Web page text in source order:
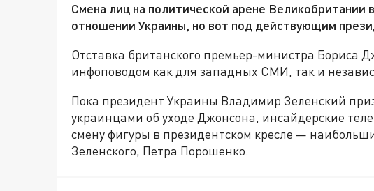
Смена лиц на политической арене Великобритании
отношении Украины, но вот под действующим
Отставка британского премьер-министра Бориса
инфоповодом как для западных СМИ, так и
Пока президент Украины Владимир Зеленский
украинцами об уходе Джонсона, инсайдерские
смену фигуры в президентском кресле —
Зеленского, Петра Порошенко.